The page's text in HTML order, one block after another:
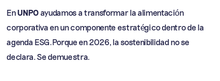
En UNPO ayudamos a transformar la alimentación
corporativa en un componente estratégico dentro de la
agenda ESG.Porque en 2026, la sostenibilidad no se
declara. Se demuestra.